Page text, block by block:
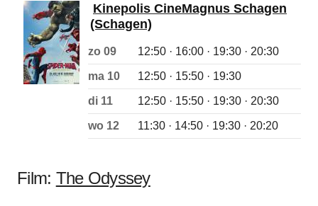
Kinepolis CineMagnus Schagen
(Schagen)
zo 09 12:50 · 16:00 · 19:30 · 20:30
ma 10 12:50 · 15:50 · 19:30
di 11 12:50 · 15:50 · 19:30 · 20:30
wo 12 11:30 · 14:50 · 19:30 · 20:20
Film: The Odyssey